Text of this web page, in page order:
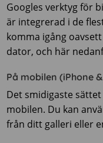
Googles verktyg för
är integrerad i de
komma igång
dator, och här
På mobilen (iPhone
Det smidigaste
mobilen. Du kan
från ditt galleri eller